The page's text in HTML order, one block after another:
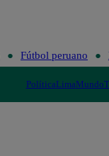
Fútbol peruano
PolíticaLimaMundo